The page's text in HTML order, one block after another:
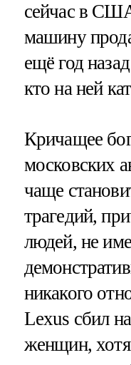
сейчас в
машину
ещё год
кто на ней
Кричащее
московских
чаще
трагедий,
людей, не
никакого
Lexus сбил
женщин,